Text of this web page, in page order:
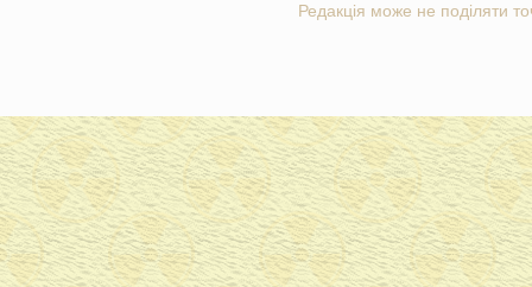
Редакція може не поділяти